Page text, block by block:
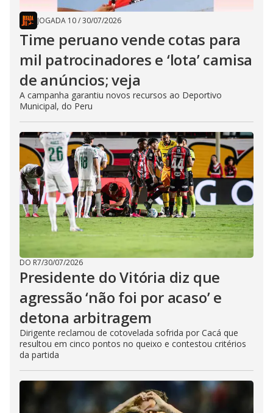
JOGADA 10/30/07/2026
Time peruano vende cotas para
mil patrocinadores e ‘lota’ camisa
de anúncios; veja
A campanha garantiu novos recursos ao Deportivo
Municipal, do Peru
DO R7/30/07/2026
Presidente do Vitória diz que
agressão ‘não foi por acaso’ e
detona arbitragem
Dirigente reclamou de cotovelada sofrida por Cacá que
resultou em cinco pontos no queixo e contestou critérios
da partida